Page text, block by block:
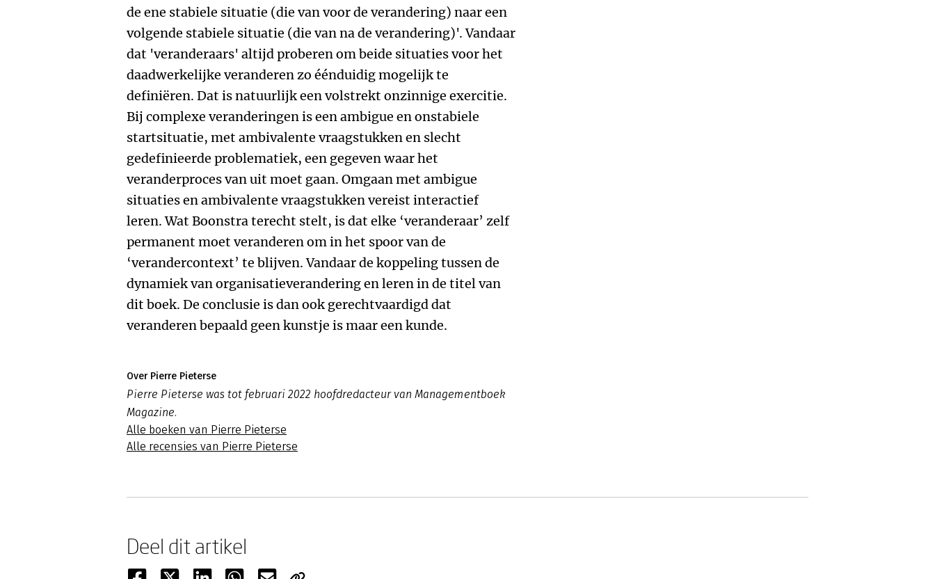
de ene stabiele situatie (die van voor de verandering) naar een
volgende stabiele situatie (die van na de verandering)'. Vandaar
dat 'veranderaars' altijd proberen om beide situaties voor het
daadwerkelijke veranderen zo éénduidig mogelijk te
definiëren. Dat is natuurlijk een volstrekt onzinnige exercitie.
Bij complexe veranderingen is een ambigue en onstabiele
startsituatie, met ambivalente vraagstukken en slecht
gedefinieerde problematiek, een gegeven waar het
veranderproces van uit moet gaan. Omgaan met ambigue
situaties en ambivalente vraagstukken vereist interactief
leren. Wat Boonstra terecht stelt, is dat elke ‘veranderaar’ zelf
permanent moet veranderen om in het spoor van de
‘verandercontext’ te blijven. Vandaar de koppeling tussen de
dynamiek van organisatieverandering en leren in de titel van
dit boek. De conclusie is dan ook gerechtvaardigd dat
veranderen bepaald geen kunstje is maar een kunde.
Over Pierre Pieterse
Pierre Pieterse was tot februari 2022 hoofdredacteur van Managementboek
Magazine.
Alle boeken van Pierre Pieterse
Alle recensies van Pierre Pieterse
Deel dit artikel